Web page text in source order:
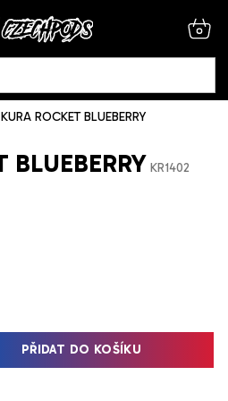
KURA ROCKET BLUEBERRY
BLUEBERRY KR1402
PŘIDAT DO KOŠÍKU